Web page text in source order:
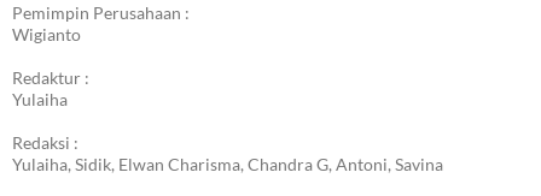
Pemimpin Perusahaan :
Wigianto
Redaktur :
Yulaiha
Redaksi :
Yulaiha, Sidik, Elwan Charisma, Chandra G, Antoni, Savina